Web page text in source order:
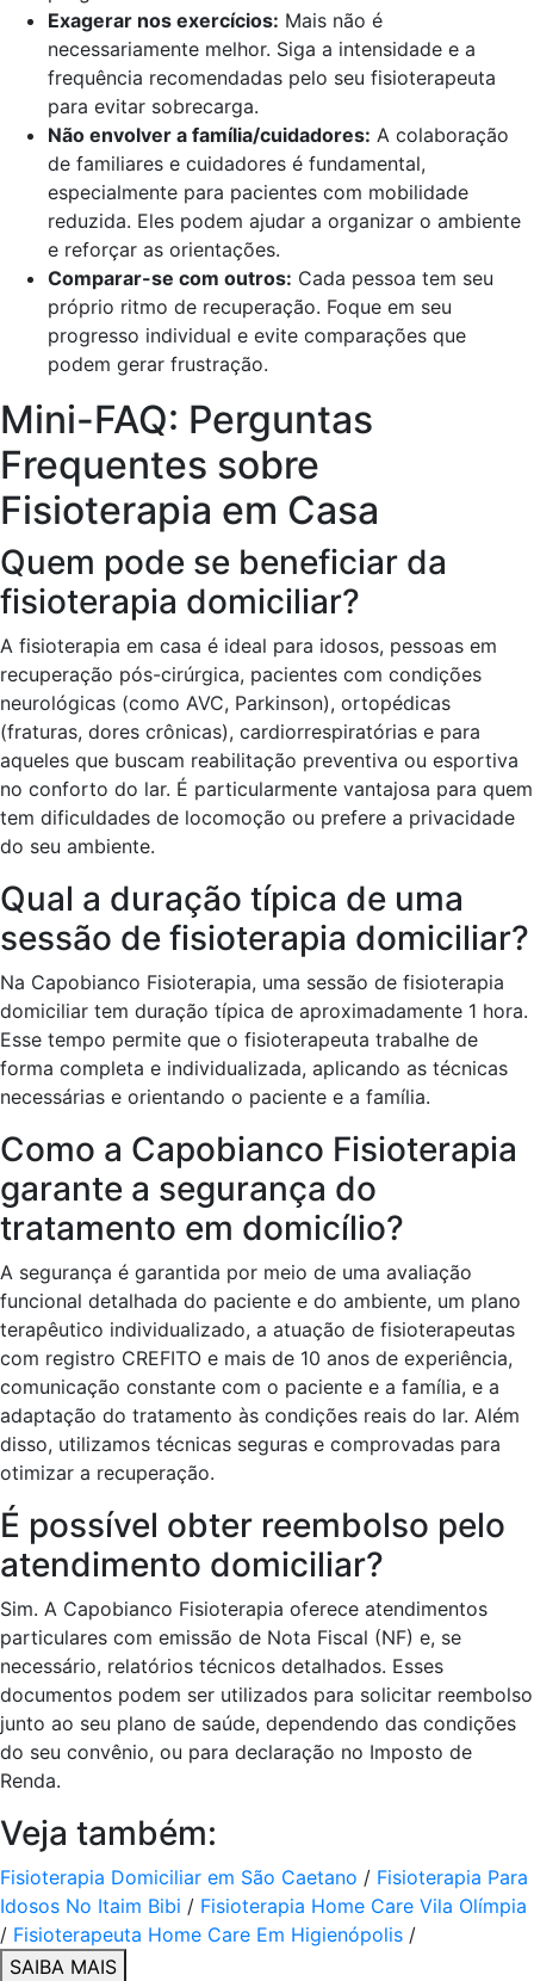
Exagerar nos exercícios: Mais não é
necessariamente melhor. Siga a intensidade e a
frequência recomendadas pelo seu fisioterapeuta
para evitar sobrecarga.
Não envolver a família/cuidadores: A colaboração
de familiares e cuidadores é fundamental,
especialmente para pacientes com mobilidade
reduzida. Eles podem ajudar a organizar o ambiente
e reforçar as orientações.
Comparar-se com outros: Cada pessoa tem seu
próprio ritmo de recuperação. Foque em seu
progresso individual e evite comparações que
podem gerar frustração.
Mini-FAQ: Perguntas
Frequentes sobre
Fisioterapia em Casa
Quem pode se beneficiar da
fisioterapia domiciliar?
A fisioterapia em casa é ideal para idosos, pessoas em
recuperação pós-cirúrgica, pacientes com condições
neurológicas (como AVC, Parkinson), ortopédicas
(fraturas, dores crônicas), cardiorrespiratórias e para
aqueles que buscam reabilitação preventiva ou esportiva
no conforto do lar. É particularmente vantajosa para quem
tem dificuldades de locomoção ou prefere a privacidade
do seu ambiente.
Qual a duração típica de uma
sessão de fisioterapia domiciliar?
Na Capobianco Fisioterapia, uma sessão de fisioterapia
domiciliar tem duração típica de aproximadamente 1 hora.
Esse tempo permite que o fisioterapeuta trabalhe de
forma completa e individualizada, aplicando as técnicas
necessárias e orientando o paciente e a família.
Como a Capobianco Fisioterapia
garante a segurança do
tratamento em domicílio?
A segurança é garantida por meio de uma avaliação
funcional detalhada do paciente e do ambiente, um plano
terapêutico individualizado, a atuação de fisioterapeutas
com registro CREFITO e mais de 10 anos de experiência,
comunicação constante com o paciente e a família, e a
adaptação do tratamento às condições reais do lar. Além
disso, utilizamos técnicas seguras e comprovadas para
otimizar a recuperação.
É possível obter reembolso pelo
atendimento domiciliar?
Sim. A Capobianco Fisioterapia oferece atendimentos
particulares com emissão de Nota Fiscal (NF) e, se
necessário, relatórios técnicos detalhados. Esses
documentos podem ser utilizados para solicitar reembolso
junto ao seu plano de saúde, dependendo das condições
do seu convênio, ou para declaração no Imposto de
Renda.
Veja também:
Fisioterapia Domiciliar em São Caetano / Fisioterapia Para
Idosos No Itaim Bibi / Fisioterapia Home Care Vila Olímpia
/ Fisioterapeuta Home Care Em Higienópolis /
SAIBA MAIS